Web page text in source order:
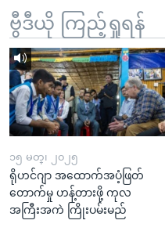
ရန်
ရှာဖွေ
ရန်
နေရာ
သို့
ကျော်
ရန်
ဘာသာစကားများ
ဗွီဒီယို ကြည့်ရှုရန်
၁၅ မတ္၊ ၂၀၂၅
ရိုဟင်ဂျာ အထောက်အပံ့ဖြတ်
တောက်မှု ဟန့်တားဖို့ ကုလ
အကြီးအကဲ ကြိုးပမ်းမည်